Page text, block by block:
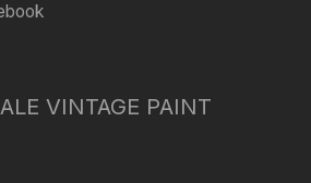
VINTAGE PAINT